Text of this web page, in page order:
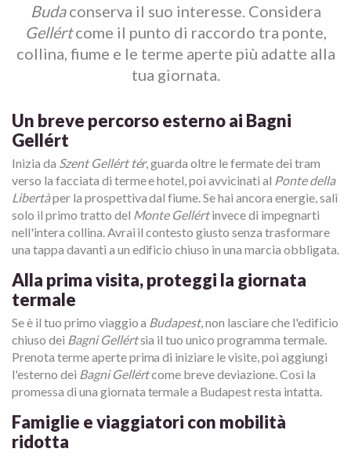
Budaconserva il suo interesse. Considera
Gellértcome il punto di raccordo tra ponte,
collina, fiume e le terme aperte più adatte alla
tua giornata.
Un breve percorso esterno ai Bagni
Gellért
Inizia da Szent Gellért tér, guarda oltre le fermate dei tram
verso la facciata di terme e hotel, poi avvicinati al Ponte della
Libertàper la prospettiva dal fiume. Se hai ancora energie, sali
solo il primo tratto del Monte Gellértinvece di impegnarti
nell'intera collina. Avrai il contesto giusto senza trasformare
una tappa davanti a un edificio chiuso in una marcia obbligata.
Alla prima visita, proteggi la giornata
termale
Se è il tuo primo viaggio a Budapest, non lasciare che l'edificio
chiuso dei Bagni Gellértsia il tuo unico programma termale.
Prenota terme aperte prima di iniziare le visite, poi aggiungi
l'esterno dei Bagni Gellértcome breve deviazione. Così la
promessa di una giornata termale a Budapest resta intatta.
Famiglie e viaggiatori con mobilità
ridotta